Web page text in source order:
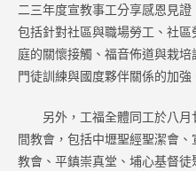
二三年度宣教事工分享感恩見
包括針對社區與職場勞工、社
庭的關懷接觸、福音佈道與栽
門徒訓練與國度夥伴關係的加強
另外，工福全體同工於八月
間教會，包括中壢聖經聖潔會
教會、平鎮崇真堂、埔心基督